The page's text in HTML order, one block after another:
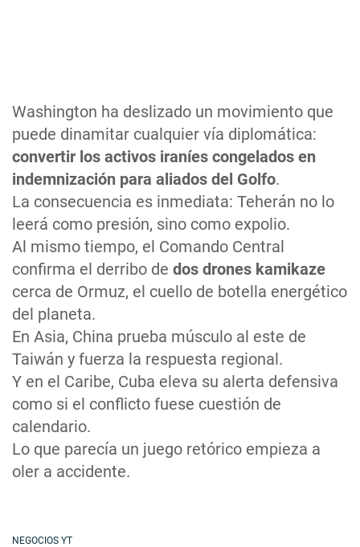
Washington ha deslizado un movimiento que
puede dinamitar cualquier vía diplomática:
convertir los activos iraníes congelados en
indemnización para aliados del Golfo.
La consecuencia es inmediata: Teherán no lo
leerá como presión, sino como expolio.
Al mismo tiempo, el Comando Central
confirma el derribo de dos drones kamikaze
cerca de Ormuz, el cuello de botella energético
del planeta.
En Asia, China prueba músculo al este de
Taiwán y fuerza la respuesta regional.
Y en el Caribe, Cuba eleva su alerta defensiva
como si el conflicto fuese cuestión de
calendario.
Lo que parecía un juego retórico empieza a
oler a accidente.
NEGOCIOS YT